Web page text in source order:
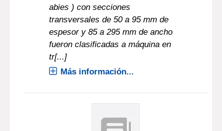
abies ) con secciones
transversales de 50 a 95 mm de
espesor y 85 a 295 mm de ancho
fueron clasificadas a máquina en
tr[...]
Más información...